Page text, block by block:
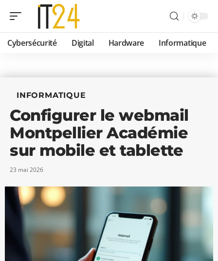
Cybersécurité Digital Hardware Informatique
INFORMATIQUE
Configurer le webmail
Montpellier Académie
sur mobile et tablette
23 mai 2026